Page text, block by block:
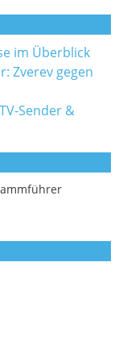
im Überblick
Zverev gegen
Sender &